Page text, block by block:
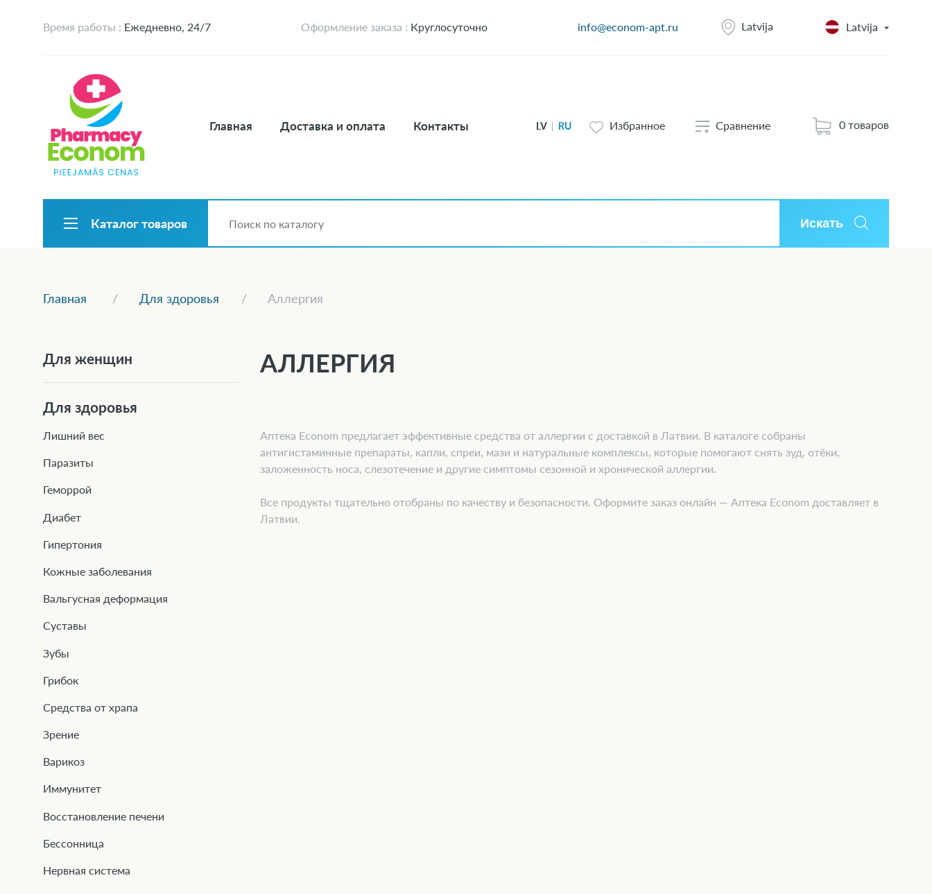
Время работы : Ежедневно, 24/7 Оформление заказа : Круглосуточно info@econom-apt.ru Latvija Latvija
Главная Доставка и оплата Контакты LV | RU Избранное Сравнение 0 товаров
Каталог товаров Искать
Главная Для здоровья Аллергия
АЛЛЕРГИЯ
Аптека Econom предлагает эффективные средства от аллергии с доставкой в Латвии. В каталоге собраны
антигистаминные препараты, капли, спреи, мази и натуральные комплексы, которые помогают снять зуд, отёки,
заложенность носа, слезотечение и другие симптомы сезонной и хронической аллергии.
Все продукты тщательно отобраны по качеству и безопасности. Оформите заказ онлайн — Аптека Econom доставляет в
Латвии.
Для женщин
Для здоровья
Лишний вес
Паразиты
Геморрой
Диабет
Гипертония
Кожные заболевания
Вальгусная деформация
Суставы
Зубы
Грибок
Средства от храпа
Зрение
Варикоз
Иммунитет
Восстановление печени
Бессонница
Нервная система